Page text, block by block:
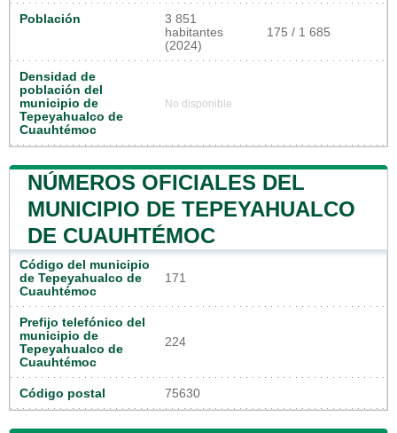
Población
3 851
habitantes
(2024)
175 / 1 685
Densidad de
población del
municipio de
Tepeyahualco de
Cuauhtémoc
No disponible
NÚMEROS OFICIALES DEL
MUNICIPIO DE TEPEYAHUALCO
DE CUAUHTÉMOC
Código del municipio
de Tepeyahualco de
Cuauhtémoc
171
Prefijo telefónico del
municipio de
Tepeyahualco de
Cuauhtémoc
224
Código postal 75630